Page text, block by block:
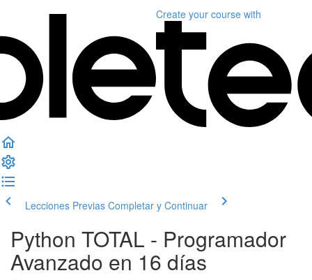
Create your course with
Lecciones Previas Completar y Continuar
Python TOTAL - Programador
Avanzado en 16 días